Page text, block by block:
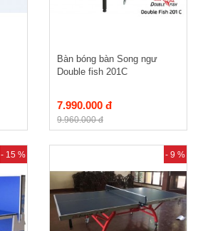
Bàn bóng bàn Song ngư
Double fish 201C
7.990.000 đ
9.960.000 đ
- 15 % - 9 %